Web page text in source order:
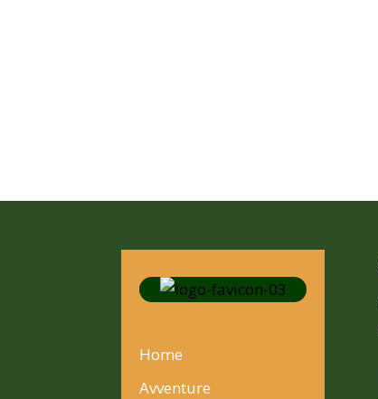
Home
Avventure